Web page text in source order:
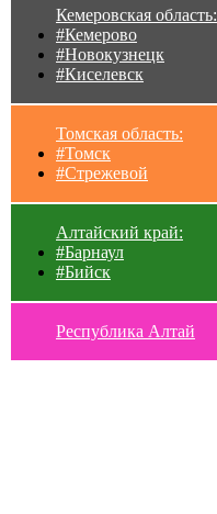
Кемеровская область:
#Кемерово
#Новокузнецк
#Киселевск
Томская область:
#Томск
#Стрежевой
Алтайский край:
#Барнаул
#Бийск
Республика Алтай